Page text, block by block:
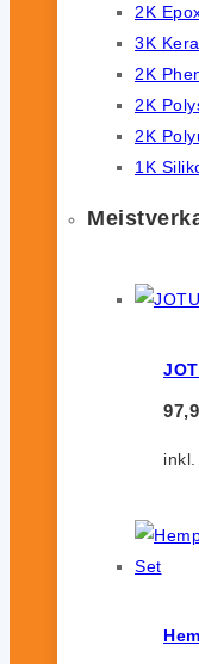
2K
3K
2K
2K
2K
1K
inkl.